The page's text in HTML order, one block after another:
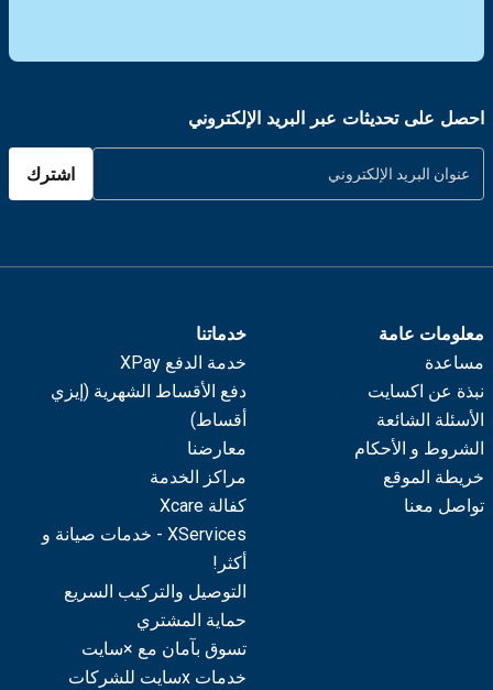
احصل على تحديثات عبر البريد الإلكتروني
اشترك
معلومات عامة
مساعدة
نبذة عن اكسايت
الأسئلة الشائعة
الشروط و الأحكام
خريطة الموقع
تواصل معنا
خدماتنا
خدمة الدفع XPay
دفع الأقساط الشهرية (إيزي
أقساط)
معارضنا
مراكز الخدمة
كفالة Xcare
XServices - خدمات صيانة و
أكثر!
التوصيل والتركيب السريع
حماية المشتري
تسوق بآمان مع ×سايت
خدمات xسايت للشركات